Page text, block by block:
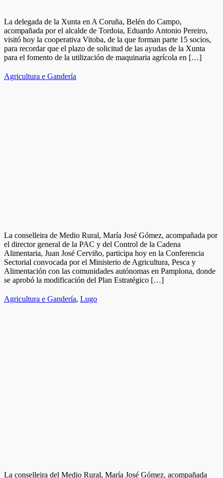
La delegada de la Xunta en A Coruña, Belén do Campo,
acompañada por el alcalde de Tordoia, Eduardo Antonio Pereiro,
visitó hoy la cooperativa Vitoba, de la que forman parte 15 socios,
para recordar que el plazo de solicitud de las ayudas de la Xunta
para el fomento de la utilización de maquinaria agrícola en […]
Agricultura e Gandería
La conselleira de Medio Rural, María José Gómez, acompañada por
el director general de la PAC y del Control de la Cadena
Alimentaria, Juan José Cerviño, participa hoy en la Conferencia
Sectorial convocada por el Ministerio de Agricultura, Pesca y
Alimentación con las comunidades autónomas en Pamplona, donde
se aprobó la modificación del Plan Estratégico […]
Agricultura e Gandería, Lugo
La conselleira del Medio Rural, María José Gómez, acompañada